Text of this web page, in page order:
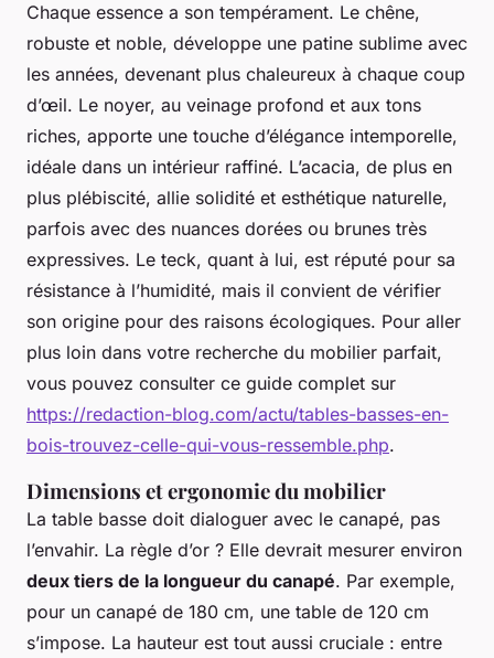
Chaque essence a son tempérament. Le chêne,
robuste et noble, développe une patine sublime avec
les années, devenant plus chaleureux à chaque coup
d’œil. Le noyer, au veinage profond et aux tons
riches, apporte une touche d’élégance intemporelle,
idéale dans un intérieur raffiné. L’acacia, de plus en
plus plébiscité, allie solidité et esthétique naturelle,
parfois avec des nuances dorées ou brunes très
expressives. Le teck, quant à lui, est réputé pour sa
résistance à l’humidité, mais il convient de vérifier
son origine pour des raisons écologiques. Pour aller
plus loin dans votre recherche du mobilier parfait,
vous pouvez consulter ce guide complet sur
https://redaction-blog.com/actu/tables-basses-en-
bois-trouvez-celle-qui-vous-ressemble.php.
Dimensions et ergonomie du mobilier
La table basse doit dialoguer avec le canapé, pas
l’envahir. La règle d’or ? Elle devrait mesurer environ
deux tiers de la longueur du canapé. Par exemple,
pour un canapé de 180 cm, une table de 120 cm
s’impose. La hauteur est tout aussi cruciale : entre